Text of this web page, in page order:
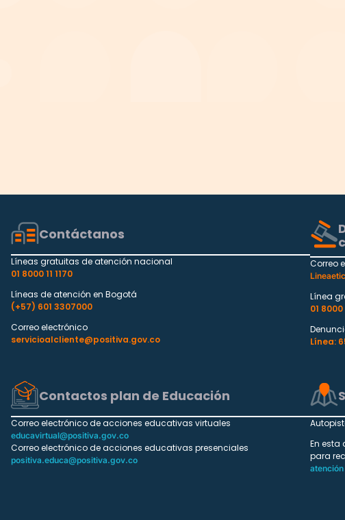
Contáctanos
Líneas gratuitas de atención nacional
01 8000 11 1170
Líneas de atención en Bogotá
(+57) 601 3307000
Correo electrónico
servicioalcliente@positiva.gov.co
Correo
Línea
01 8000
Línea:
Contactos plan de Educación
Correo electrónico de acciones educativas virtuales
educavirtual@positiva.gov.co
Correo electrónico de acciones educativas presenciales
positiva.educa@positiva.gov.co
En
para
atención